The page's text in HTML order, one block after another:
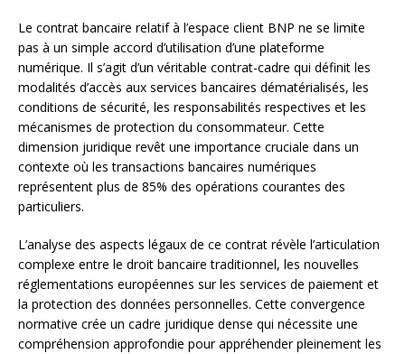
Le contrat bancaire relatif à l’espace client BNP ne se limite
pas à un simple accord d’utilisation d’une plateforme
numérique. Il s’agit d’un véritable contrat-cadre qui définit les
modalités d’accès aux services bancaires dématérialisés, les
conditions de sécurité, les responsabilités respectives et les
mécanismes de protection du consommateur. Cette
dimension juridique revêt une importance cruciale dans un
contexte où les transactions bancaires numériques
représentent plus de 85% des opérations courantes des
particuliers.
L’analyse des aspects légaux de ce contrat révèle l’articulation
complexe entre le droit bancaire traditionnel, les nouvelles
réglementations européennes sur les services de paiement et
la protection des données personnelles. Cette convergence
normative crée un cadre juridique dense qui nécessite une
compréhension approfondie pour appréhender pleinement les